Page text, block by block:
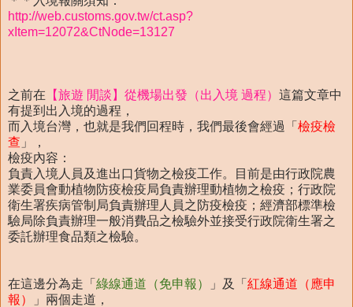
http://web.customs.gov.tw/ct.asp?
xItem=12072&CtNode=13127
之前在 【旅遊 閒談】從機場出發（出入境 過程） 這篇文章中
有提到出入境的過程，
而入境台灣，也就是我們回程時，我們最後會經過「 檢疫檢
查 」，
檢疫內容：
負責入境人員及進出口貨物之檢疫工作。目前是由行政院農
業委員會動植物防疫檢疫局負責辦理動植物之檢疫；行政院
衛生署疾病管制局負責辦理人員之防疫檢疫；經濟部標準檢
驗局除負責辦理一般消費品之檢驗外並接受行政院衛生署之
委託辦理食品類之檢驗。
在這邊分為走「 綠線通道（免申報） 」及「 紅線通道（應申
報）
」兩個走道，